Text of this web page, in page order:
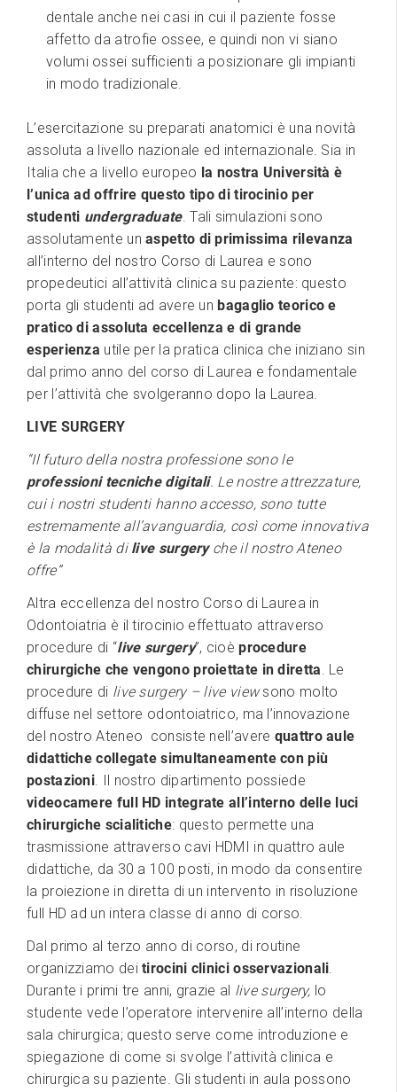
dentale anche nei casi in cui il paziente fosse
affetto da atrofie ossee, e quindi non vi siano
volumi ossei sufficienti a posizionare gli impianti
in modo tradizionale.
L’esercitazione su preparati anatomici è una novità
assoluta a livello nazionale ed internazionale. Sia in
Italia che a livello europeo la nostra Università è
l’unica ad offrire questo tipo di tirocinio per
studenti undergraduate. Tali simulazioni sono
assolutamente unaspetto di primissima rilevanza
all’interno del nostro Corso di Laurea e sono
propedeutici all’attività clinica su paziente: questo
porta gli studenti ad avere unbagaglio teorico e
pratico di assoluta eccellenza e di grande
esperienza utile per la pratica clinica che iniziano sin
dal primo anno del corso di Laurea e fondamentale
per l’attività che svolgeranno dopo la Laurea.
LIVE SURGERY
“Il futuro della nostra professione sono le
professioni tecniche digitali. Le nostre attrezzature,
cui i nostri studenti hanno accesso, sono tutte
estremamente all’avanguardia, così come innovativa
è la modalità di live surgeryche il nostro Ateneo
offre”
Altra eccellenza del nostro Corso di Laurea in
Odontoiatria è il tirocinio effettuato attraverso
procedure di “live surgery”, cioèprocedure
chirurgiche che vengono proiettate in diretta. Le
procedure di live surgery – live viewsono molto
diffuse nel settore odontoiatrico, ma l’innovazione
del nostro Ateneo consiste nell’avere quattro aule
didattiche collegate simultaneamente con più
postazioni. Il nostro dipartimento possiede
videocamere full HD integrate all’interno delle luci
chirurgiche scialitiche: questo permette una
trasmissione attraverso cavi HDMI in quattro aule
didattiche, da 30 a 100 posti, in modo da consentire
la proiezione in diretta di un intervento in risoluzione
full HD ad un intera classe di anno di corso.
Dal primo al terzo anno di corso, di routine
organizziamo deitirocini clinici osservazionali.
Durante i primi tre anni, grazie al live surgery, lo
studente vede l’operatore intervenire all’interno della
sala chirurgica; questo serve come introduzione e
spiegazione di come si svolge l’attività clinica e
chirurgica su paziente. Gli studenti in aula possono